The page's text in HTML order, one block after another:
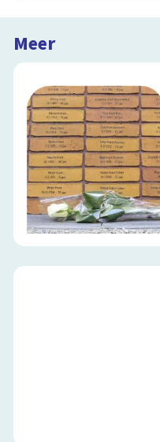
Meer